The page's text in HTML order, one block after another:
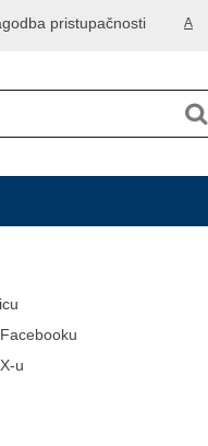
A
pristupačnosti
u